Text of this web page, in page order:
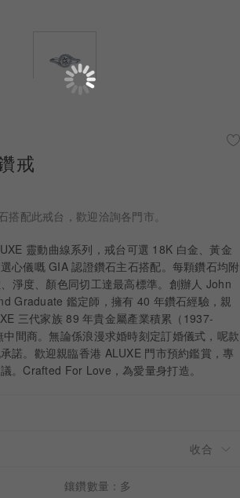
戒
搭配此戒台，歡迎洽詢各門市。
靈動曲線系列，戒台可選 18K 白金、黃金
心儀嘅 GIA 認證鑽石主石搭配。每顆鑽石均附
淨度、顏色同切工達最高標準。創辦人 John
Graduate 鑑定師，擁有 40 年鑽石經驗，親
三代家族 89 年貴金屬產業積累（1937-
間商。無論係浪漫求婚時刻定訂婚儀式，呢款
諾。歡迎親臨香港 ALUXE 門市預約鑑賞，專
。Crafted For Love，為愛量身打造。
鑲鑽數量：多